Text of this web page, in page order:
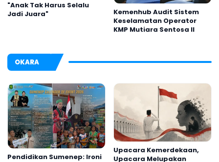
"Anak Tak Harus Selalu
Jadi Juara"
Kemenhub Audit Sistem
Keselamatan Operator
KMP Mutiara Sentosa II
OKARA
Pendidikan Sumenep: Ironi
Upacara Kemerdekaan,
Upacara Melupakan